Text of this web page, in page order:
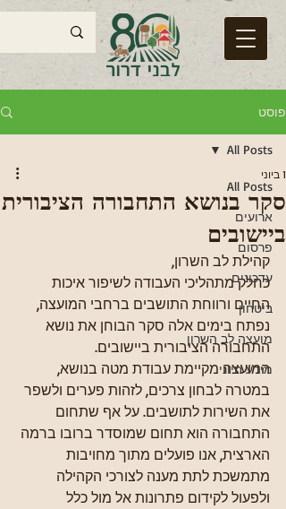
פוסט
All Posts
ארועים
פרסום
עדכונים
ביטחון
מועצה לב השרון
מידע חיוני
All Posts
סקר בנושא התחבורה הציבורית
ביישובים
1 ביוני
קהילת לב השרון,
כחלק מתהליכי העבודה לשיפור איכות
החיים ורווחת התושבים ברחבי המועצה,
נפתח בימים אלה סקר הבוחן את נושא
התחבורה הציבורית ביישובים.
המועצה מקיימת עבודת מטה בנושא,
במטרה לבחון צרכים, לזהות פערים ולשפר
את השירות לתושבים. על אף שתחום
התחבורה הוא תחום שמוסדר ברובו ברמה
הארצית, אנו פועלים מתוך מחויבות
מתמשכת לתת מענה לצורכי הקהילה
ולפעול לקידום פתרונות אל מול כלל